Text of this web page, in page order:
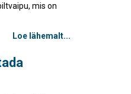
mis on
Loe lähemalt...